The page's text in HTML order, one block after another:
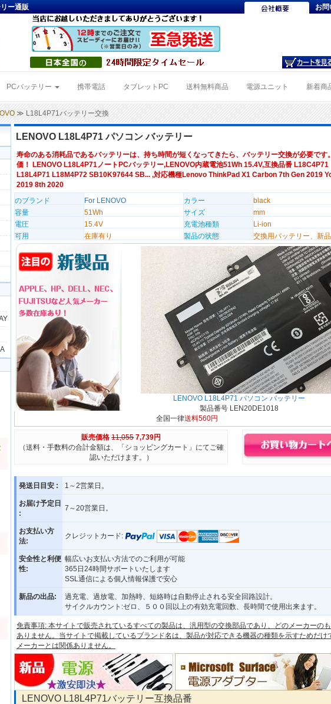
ー通販 お
PCバッテリー 携帯電話 タブレットPC 送料無料商品 電源ユニット 新着商
≫ L18L4P71バッテリー交換
LENOVO L18L4P71 パソコン バッテリー
寿命のある消耗品であるバッテリーは、持ち時間が短くなってきたら、バッテリー交換が必要です
価！ LENOVO L18L4P71ノートPCバッテリー,LENOVO内蔵電池51Wh 15.4V,互換品番 L18C4P71
L18L4P71 L18M4P72 SB10K97644 SB... ,対応機種Lenovo ThinkPad X1 Carbon 7th Gen 2019
2019 8th 2020
のブランド
For LENOVO カラー
black
容量
51Wh サイズ
mm
電圧
15.4V 充電池種類
Li-ion
可用
在庫有り 製品の状態 交換用バッテリー、新品
LENOVO L18L4P71 パソコン バッテリー
製品番号 LEN20DE1018
全国一律送料560円
販売価格 11,055 7,739円
（送料・手数料の合計金額は、「ショッピングカート」にてご確
認いただけます。）
発送日目安 : 1～2営業日。
お届け予定日
:
7～20営業日。
お支払い方
法:
クレジットカード:
安全性と利便
性:
幅広いお支払い方法でのご利用が可能
365日24時間サポートいたします
SSL通信による個人情報保護で安心
新品の出品:
過充電、過放電、加熱時、短絡時は自動停止される安全回路設計。
サイクルカウント:ゼロ、５００回以上の有効充電回数、長時間で使用出来ます。
免責事項: 本サイトで販売されているすべての製品は、汎用型の交換部品であり、どのメーカーの
ありません。当サイトで掲載しているブランド名は、製品が対応できる機器の種類を示すためだけ
メーカーとは関係ありません。
LENOVO L18L4P71バッテリー互換品番